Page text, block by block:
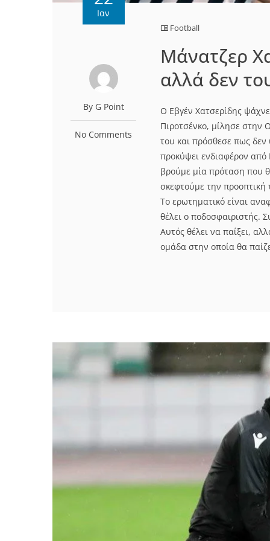
Ιαν
By G Point
No Comments
Football
Mάνατζερ
αλλά δεν
Ο Εβγέν Χατσερίδης
Πιροτσένκο, μίλησε στην
του και πρόσθεσε πως δεν
προκύψει ενδιαφέρον
βρούμε μία πρόταση που
σκεφτούμε την
Το ερωτηματικό είναι
θέλει ο ποδοσφαιριστής.
Αυτός θέλει να παίξει,
ομάδα στην οποία θα